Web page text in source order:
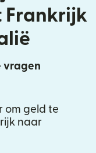
Frankrijk
vragen
om geld te
naar